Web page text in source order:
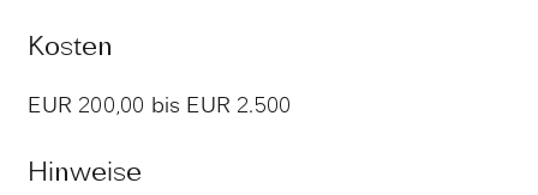
Kosten
EUR 200,00 bis EUR 2.500
Hinweise